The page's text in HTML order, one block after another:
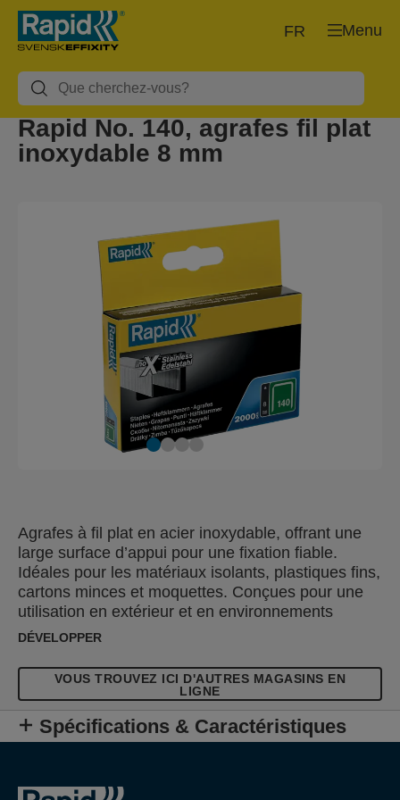
Menu
FR
Rapid No. 140, agrafes fil plat
inoxydable 8 mm
Agrafes à fil plat en acier inoxydable, offrant une
large surface d’appui pour une fixation fiable.
Idéales pour les matériaux isolants, plastiques fins,
cartons minces et moquettes. Conçues pour une
utilisation en extérieur et en environnements
humides grâce à leur excellente résistance à la
DÉVELOPPER
VOUS TROUVEZ ICI D'AUTRES MAGASINS EN
LIGNE
Spécifications & Caractéristiques